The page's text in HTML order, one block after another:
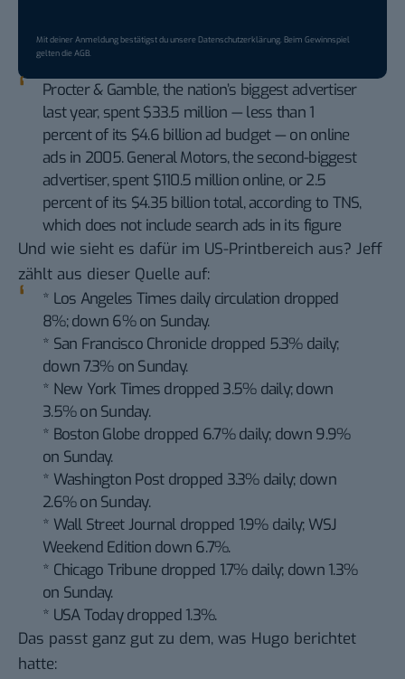
Mit deiner Anmeldung bestätigst du unsereDatenschutzerklärung. Beim Gewinnspiel
gelten dieAGB.
Procter & Gamble, the nation’s biggest advertiser
last year, spent $33.5 million — less than 1
percent of its $4.6 billion ad budget — on online
ads in 2005. General Motors, the second-biggest
advertiser, spent $110.5 million online, or 2.5
percent of its $4.35 billion total, according to TNS,
which does not include search ads in its figure
Und wie sieht es dafür im US-Printbereich aus? Jeff
zählt aus dieser Quelle auf:
* Los Angeles Times daily circulation dropped
8%; down 6% on Sunday.
* San Francisco Chronicle dropped 5.3% daily;
down 7.3% on Sunday.
* New York Times dropped 3.5% daily; down
3.5% on Sunday.
* Boston Globe dropped 6.7% daily; down 9.9%
on Sunday.
* Washington Post dropped 3.3% daily; down
2.6% on Sunday.
* Wall Street Journal dropped 1.9% daily; WSJ
Weekend Edition down 6.7%.
* Chicago Tribune dropped 1.7% daily; down 1.3%
on Sunday.
* USA Today dropped 1.3%.
Das passt ganz gut zu dem, was Hugo berichtet
hatte: